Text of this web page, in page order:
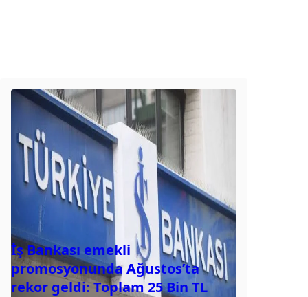
İş Bankası emekli
promosyonunda Ağustos’ta
rekor geldi: Toplam 25 Bin TL